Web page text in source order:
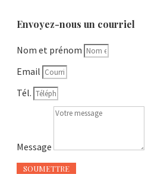
Envoyez-nous un courriel
Nom et prénom
Email
Tél.
Message
SOUMETTRE